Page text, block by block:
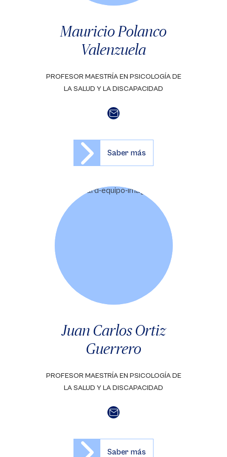
Mauricio Polanco
Valenzuela
PROFESOR MAESTRÍA EN PSICOLOGÍA DE
LA SALUD Y LA DISCAPACIDAD
Saber más
Juan Carlos Ortiz
Guerrero
PROFESOR MAESTRÍA EN PSICOLOGÍA DE
LA SALUD Y LA DISCAPACIDAD
Saber más